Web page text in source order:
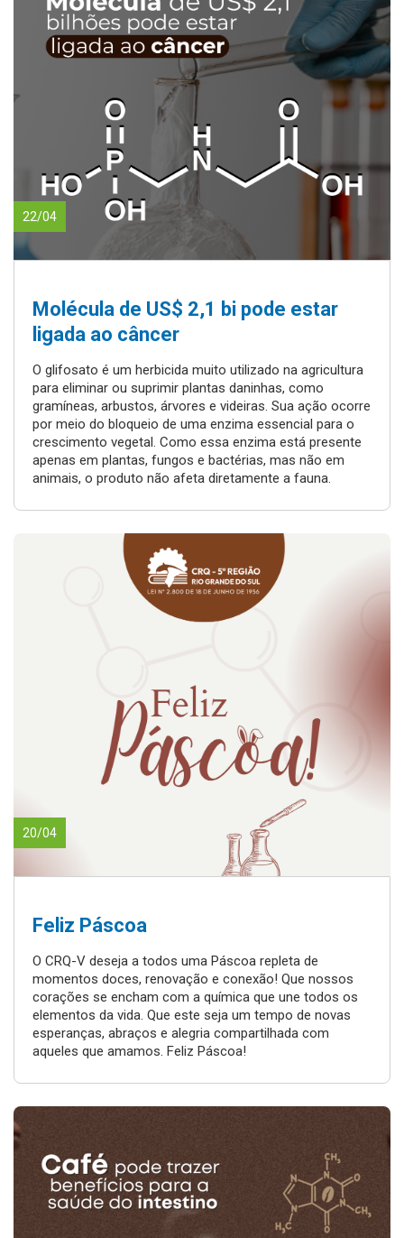
22/04
Molécula de US$ 2,1 bi pode estar
ligada ao câncer
O glifosato é um herbicida muito utilizado na agricultura
para eliminar ou suprimir plantas daninhas, como
gramíneas, arbustos, árvores e videiras. Sua ação ocorre
por meio do bloqueio de uma enzima essencial para o
crescimento vegetal. Como essa enzima está presente
apenas em plantas, fungos e bactérias, mas não em
animais, o produto não afeta diretamente a fauna.
20/04
Feliz Páscoa
O CRQ-V deseja a todos uma Páscoa repleta de
momentos doces, renovação e conexão! Que nossos
corações se encham com a química que une todos os
elementos da vida. Que este seja um tempo de novas
esperanças, abraços e alegria compartilhada com
aqueles que amamos. Feliz Páscoa!